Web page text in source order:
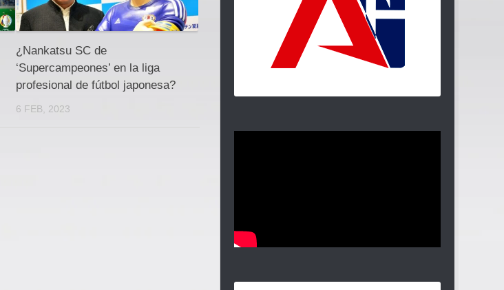
¿Nankatsu SC de
‘Supercampeones’ en la liga
profesional de fútbol japonesa?
6 FEB, 2023